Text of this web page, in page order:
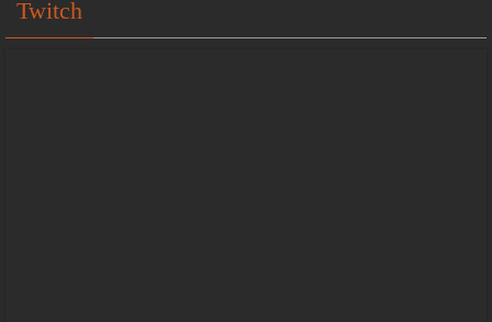
Twitch